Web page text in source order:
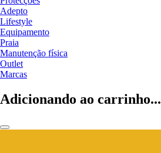
Adepto
Lifestyle
Equipamento
Praia
Manutenção física
Outlet
Marcas
Adicionando ao carrinho...